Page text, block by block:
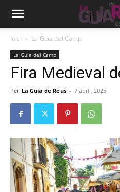
Inici La Guia del Camp
La Guia del Camp
Fira Medieval
Per La Guia de Reus - 7 abril, 2025